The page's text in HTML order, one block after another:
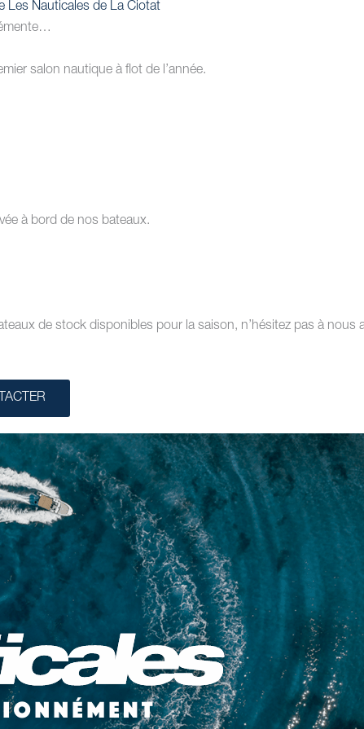
Les Nauticales de La Ciotat
salon nautique à flot de l’année.
à bord de nos bateaux.
de stock disponibles pour la saison, n’hésitez pas à nous